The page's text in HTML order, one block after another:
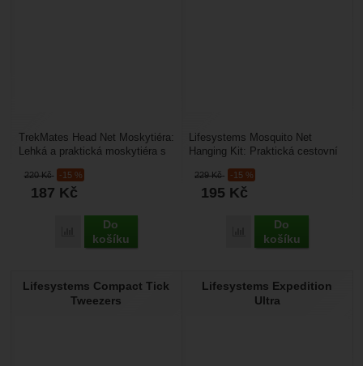
220Kč -15 %
187 Kč
Porovnat
Do
košíku
TrekMates Head Net Moskytiéra:
Lehká a praktická moskytiéra s
0,8 mm),...
229Kč -15 %
195 Kč
Porovnat
Do
košíku
Lifesystems Mosquito Net
Hanging Kit: Praktická cestovní
moskytiéry....
Lifesystems Compact Tick
Tweezers
Lifesystems Expedition
Ultra